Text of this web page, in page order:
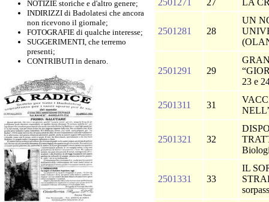
NOTIZIE storiche e d'altro genere;
INDIRIZZI di Badolatesi che ancora
non ricevono il giornale;
FOTOGRAFIE di qualche interesse;
SUGGERIMENTI, che terremo
presenti;
CONTRIBUTI in denaro.
2501271
27 LA
2501281 28
UN
2501291 29
23 e
2501311 31
2501321 32
2501331 33
IL